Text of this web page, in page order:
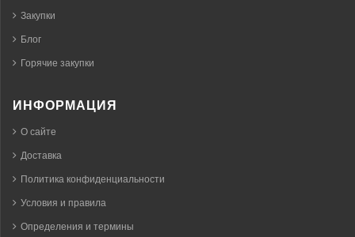
Закупки
Блог
Горячие закупки
ИНФОРМАЦИЯ
О сайте
Доставка
Политика конфиденциальности
Условия и правила
Определения и термины